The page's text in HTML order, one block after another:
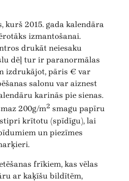
kurš 2015. gada kalendāra
izmantošanai.
drukāt neiesaku
dēļ tur ir paranormālas
izdrukājot, pāris € var
salonu var aiznest
karinās pie sienas.
200g/m2 smagu papīru
krītotu (spīdīgu), lai
un piezīmes
frīkiem, kas vēlas
ar kaķīšu bildītēm,